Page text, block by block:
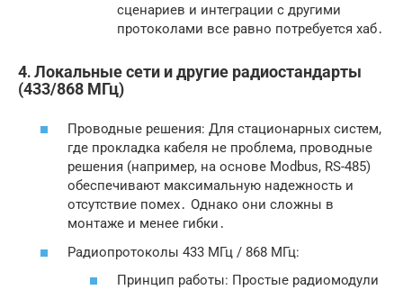
сценариев и интеграции с другими
протоколами все равно потребуется хаб․
4․ Локальные сети и другие радиостандарты
(433/868 МГц)
Проводные решения: Для стационарных систем,
где прокладка кабеля не проблема, проводные
решения (например, на основе Modbus, RS-485)
обеспечивают максимальную надежность и
отсутствие помех․ Однако они сложны в
монтаже и менее гибки․
Радиопротоколы 433 МГц / 868 МГц:
Принцип работы: Простые радиомодули